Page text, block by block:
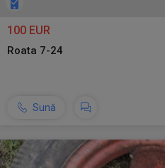
100 EUR
Roata 7-24
Sună